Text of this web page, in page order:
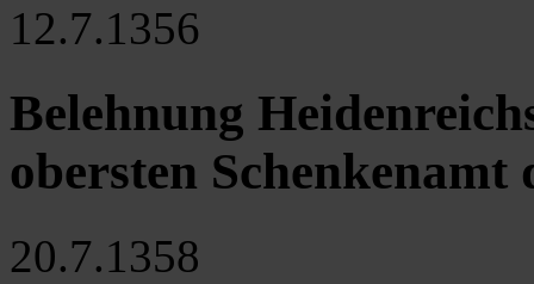
12.7.1356
Belehnung
obersten
20.7.1358